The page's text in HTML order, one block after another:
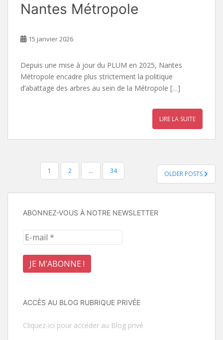
Nantes Métropole
15 janvier 2026
Depuis une mise à jour du PLUM en 2025, Nantes
Métropole encadre plus strictement la politique
d’abattage des arbres au sein de la Métropole […]
LIRE LA SUITE
Pagination
des
publications
1 2 … 34 OLDER POSTS
ABONNEZ-VOUS À NOTRE NEWSLETTER
ACCÈS AU BLOG RUBRIQUE PRIVÉE
Cliquez-ici pour accéder au Blog privé